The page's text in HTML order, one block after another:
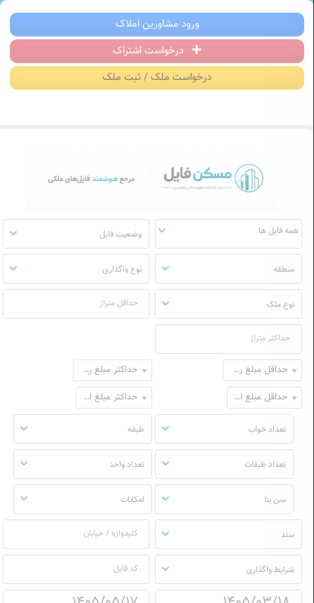
مسکن فایل | خرید، فروش، رهن و اجاره
ورود مشاورین املاک
درخواست اشتراک
درخواست ملک / ثبت ملک
مسکن
فایل
وضعیت فایل
منطقه نوع واگذاری
نوع ملک
حداقل مبلغ رهن
حداکثر مبلغ رهن
حداقل مبلغ اجاره
حداکثر مبلغ اجاره
تعداد خواب طبقه
تعداد طبقات تعداد واحد
سن بنا امکانات
سند
شرایط واگذاری